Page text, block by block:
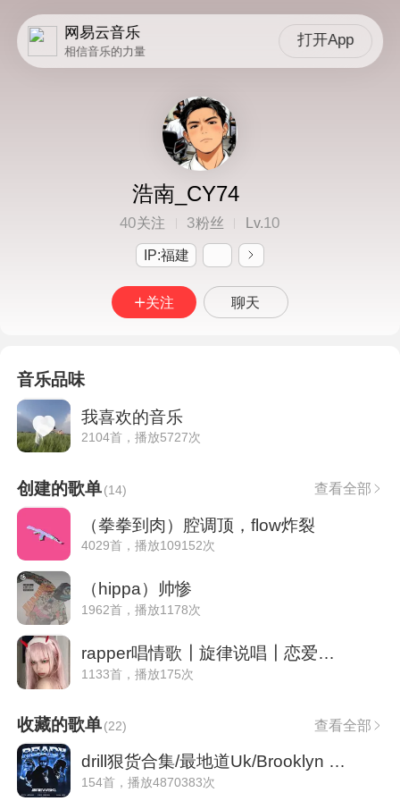
网易云音乐
相信音乐的力量
打开App
浩南_CY74
40关注 3粉丝 Lv.10
IP:福建
关注 聊天
音乐品味
我喜欢的音乐
2104首，播放5727次
创建的歌单(14) 查看全部
（拳拳到肉）腔调顶，flow炸裂
4029首，播放109152次
（hippa）帅惨
1962首，播放1178次
rapper唱情歌┃旋律说唱┃恋爱的甜蜜配方
1133首，播放175次
收藏的歌单(22) 查看全部
drill狠货合集/最地道Uk/Brooklyn drill
154首，播放4870383次